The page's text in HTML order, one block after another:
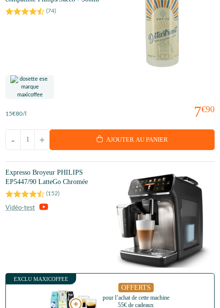
(74)
7€90
15€80/l
+
- AJOUTER AU PANIER
Expresso Broyeur PHILIPS
EP5447/90 LatteGo Chromée
(152)
EXCLU MAXICOFFEE
OFFERTS
pour l’achat de cette machine
55€ de cadeaux